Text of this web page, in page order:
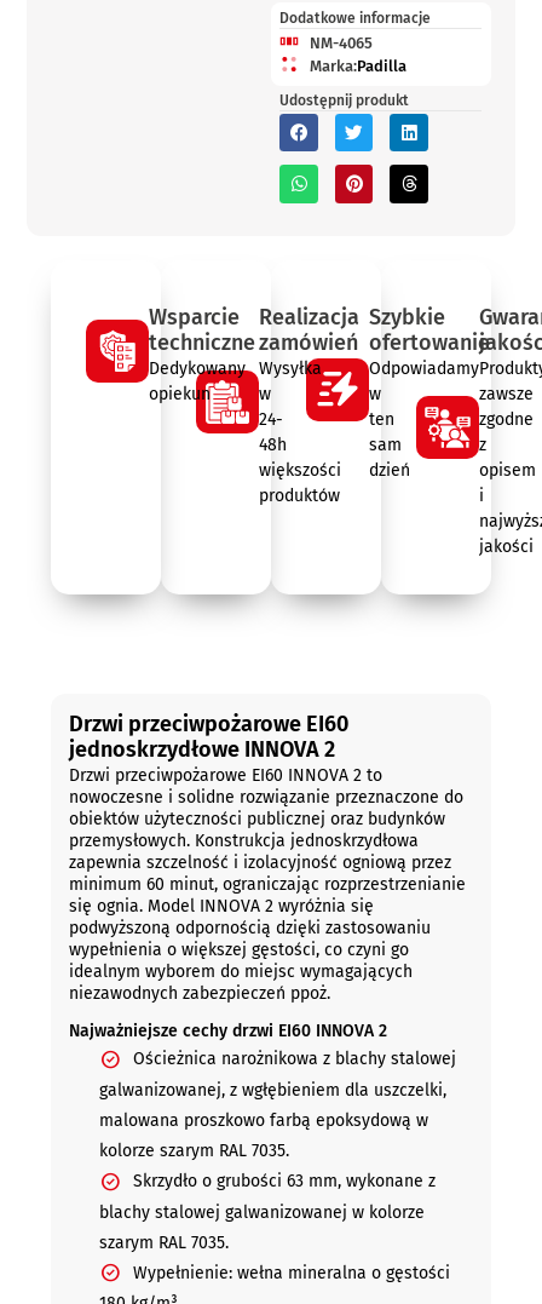
Dodatkowe informacje
NM-4065
Marka:Padilla
Udostępnij produkt
Wsparcie
techniczne
Dedykowany
opiekun
Realizacja
zamówień
Wysyłka
w
24-
48h
większości
produktów
Szybkie
ofertowanie
Odpowiadamy
w
ten
sam
dzień
zawsze
zgodne
z
opisem
i
jakości
Drzwi przeciwpożarowe EI60
jednoskrzydłowe INNOVA 2
Drzwi przeciwpożarowe EI60 INNOVA 2 to
nowoczesne i solidne rozwiązanie przeznaczone do
obiektów użyteczności publicznej oraz budynków
przemysłowych. Konstrukcja jednoskrzydłowa
zapewnia szczelność i izolacyjność ogniową przez
minimum 60 minut, ograniczając rozprzestrzenianie
się ognia. Model INNOVA 2 wyróżnia się
podwyższoną odpornością dzięki zastosowaniu
wypełnienia o większej gęstości, co czyni go
idealnym wyborem do miejsc wymagających
niezawodnych zabezpieczeń ppoż.
Najważniejsze cechy drzwi EI60 INNOVA 2
Ościeżnica narożnikowa z blachy stalowej
galwanizowanej, z wgłębieniem dla uszczelki,
malowana proszkowo farbą epoksydową w
kolorze szarym RAL 7035.
Skrzydło o grubości 63 mm, wykonane z
blachy stalowej galwanizowanej w kolorze
szarym RAL 7035.
Wypełnienie: wełna mineralna o gęstości